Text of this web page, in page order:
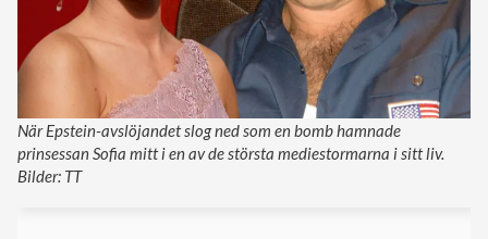
När Epstein-avslöjandet slog ned som en bomb hamnade
prinsessan Sofia mitt i en av de största mediestormarna i sitt liv.
Bilder: TT